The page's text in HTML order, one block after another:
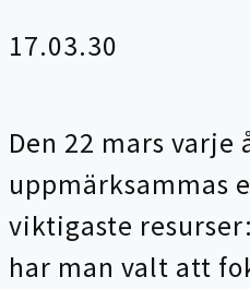
17.03.30
Den 22 mars varje
uppmärksammas
viktigaste
har man valt att